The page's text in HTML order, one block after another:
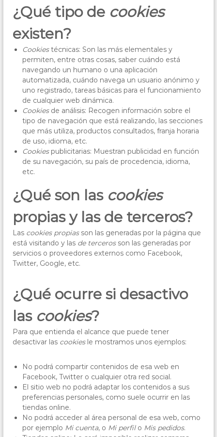
¿Qué tipo de cookies
existen?
Cookiestécnicas: Son las más elementales y
permiten, entre otras cosas, saber cuándo está
navegando un humano o una aplicación
automatizada, cuándo navega un usuario anónimo y
uno registrado, tareas básicas para el funcionamiento
de cualquier web dinámica.
Cookiesde análisis: Recogen información sobre el
tipo de navegación que está realizando, las secciones
que más utiliza, productos consultados, franja horaria
de uso, idioma, etc.
Cookiespublicitarias: Muestran publicidad en función
de su navegación, su país de procedencia, idioma,
etc.
¿Qué son las cookies
propias y las de terceros?
Las cookies propiasson las generadas por la página que
está visitando y las de tercerosson las generadas por
servicios o proveedores externos como Facebook,
Twitter, Google, etc.
¿Qué ocurre si desactivo
las cookies?
Para que entienda el alcance que puede tener
desactivar las cookiesle mostramos unos ejemplos:
No podrá compartir contenidos de esa web en
Facebook, Twitter o cualquier otra red social.
El sitio web no podrá adaptar los contenidos a sus
preferencias personales, como suele ocurrir en las
tiendas online.
No podrá acceder al área personal de esa web, como
por ejemplo Mi cuenta, o Mi perfilo Mis pedidos.